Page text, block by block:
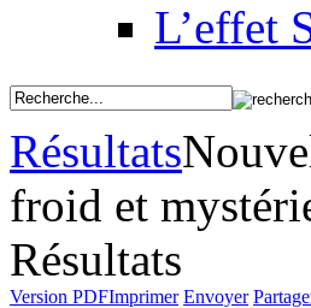
L’effet
Résultats
froid et
Résultats
Version PDFImprimer Envoyer